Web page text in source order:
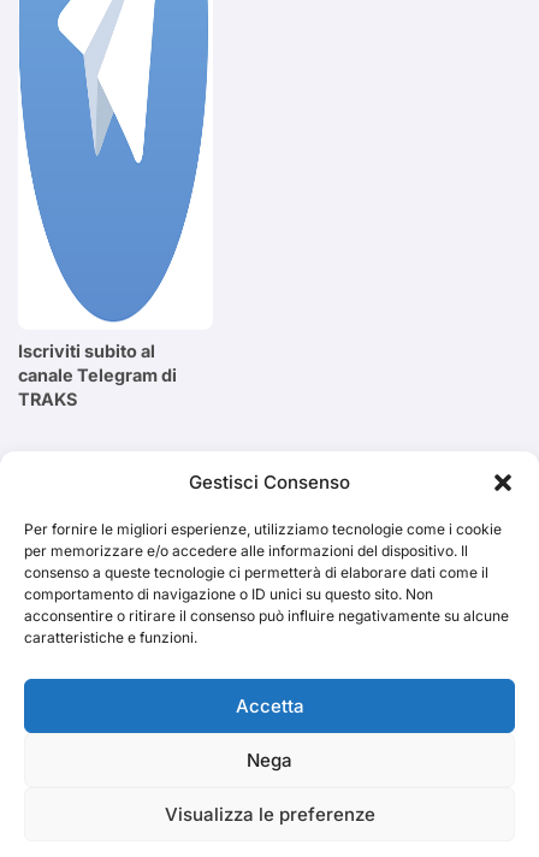
Gestisci Consenso
Per fornire le migliori esperienze, utilizziamo tecnologie come i cookie
per memorizzare e/o accedere alle informazioni del dispositivo. Il
consenso a queste tecnologie ci permetterà di elaborare dati come il
comportamento di navigazione o ID unici su questo sito. Non
acconsentire o ritirare il consenso può influire negativamente su alcune
caratteristiche e funzioni.
Accetta
Nega
Visualizza le preferenze
Iscriviti subito al
canale Telegram di
TRAKS
Cerca
TRAKS
Dal 2014 musica indipendente ed emergente